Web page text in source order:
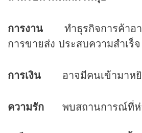
การงาน ทำธุรกิจการค้าอา
การขายส่ง ประสบความสำเร็จ
การเงิน อาจมีคนเข้ามาหยิ
ความรัก พบสถานการณ์ที่ห่า